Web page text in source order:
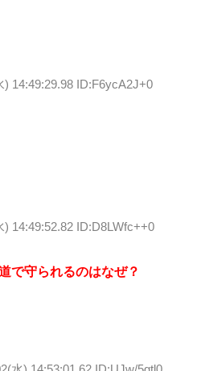
) 14:49:29.98 ID:F6ycA2J+0
) 14:49:52.82 ID:D8LWfc++0
で守られるのはなぜ？